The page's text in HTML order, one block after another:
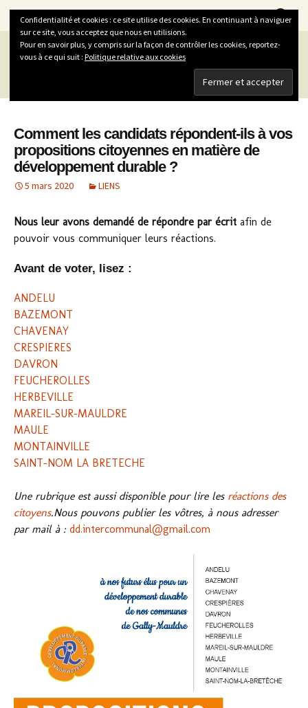
LVDD
La Vitrine du Développement Durable
Menu
Aller
au
contenu
Archives de catégorie : LIENS
Comment les candidats répondent-ils à vos
propositions citoyennes en matière de
développement durable ?
5 mars 2020 LIENS
Nous leur avons demandé de répondre par écrit afin de
pouvoir vous communiquer leurs réactions.
Avant de voter, lisez :
ANDELU
BAZEMONT
CHAVENAY
CRESPIERES
DAVRON
FEUCHEROLLES
HERBEVILLE
MAREIL-SUR-MAULDRE
MAULE
MONTAINVILLE
SAINT-NOM LA BRETECHE
Une rubrique est aussi disponible pour lire les réactions des
citoyens.Nous pouvons publier les vôtres, à nous adresser
par mail à : dd.intercommunal@gmail.com
Confidentialité et cookies : ce site utilise des cookies. En continuant à naviguer
sur ce site, vous acceptez que nous en utilisions.
Pour en savoir plus, y compris sur la façon de contrôler les cookies, reportez-
vous à ce qui suit : Politique relative aux cookies